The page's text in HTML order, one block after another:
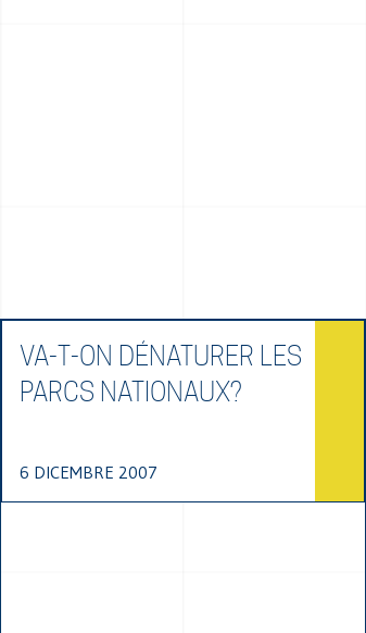
VA-T-ON DÉNATURER LES
PARCS NATIONAUX?
6 DICEMBRE 2007